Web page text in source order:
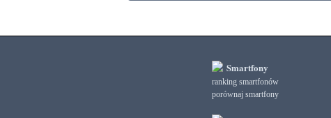
Smartfony
ranking smartfonów
porównaj smartfony